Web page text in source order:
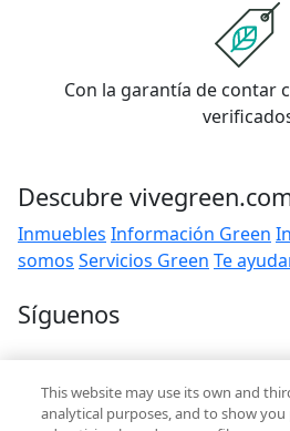
Con la garantía de contar
Descubre
Inmuebles Información Green
somos Servicios Green Te
Síguenos
Contacto
hola@vivegreen.com
This website may use its own and
analytical purposes, and to show you